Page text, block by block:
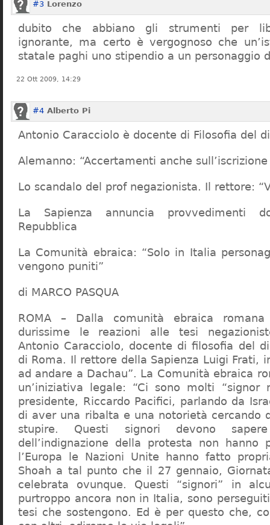
#3 Lorenzo
dubito che abbiano gli strumenti per
ignorante, ma certo è vergognoso che
statale paghi uno stipendio a un personaggio
22 Ott 2009, 14:29
#4 Alberto Pi
Antonio Caracciolo è docente di Filosofia del
Alemanno: “Accertamenti anche
Lo scandalo del prof negazionista. Il rettore:
La Sapienza annuncia provvedimenti
Repubblica
La Comunità ebraica: “Solo in Italia
vengono puniti”
di MARCO PASQUA
ROMA – Dalla comunità ebraica
durissime le reazioni alle tesi
Antonio Caracciolo, docente di filosofia del
di Roma. Il rettore della Sapienza Luigi Frati,
ad andare a Dachau”. La Comunità ebraica
un’iniziativa legale: “Ci sono molti “signor
presidente, Riccardo Pacifici, parlando da
di aver una ribalta e una notorietà cercando
stupire. Questi signori devono
dell’indignazione della protesta non hanno
l’Europa le Nazioni Unite hanno fatto
Shoah a tal punto che il 27 gennaio,
celebrata ovunque. Questi “signori” in
purtroppo ancora non in Italia, sono
tesi che sostengono. Ed è per questo che,